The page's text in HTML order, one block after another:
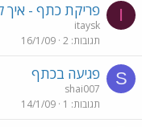
I פריקת כתף - איך
itaysk
תגובות 2
16/1/09
S פגיעה בכתף
shai007
תגובות 1
14/1/09